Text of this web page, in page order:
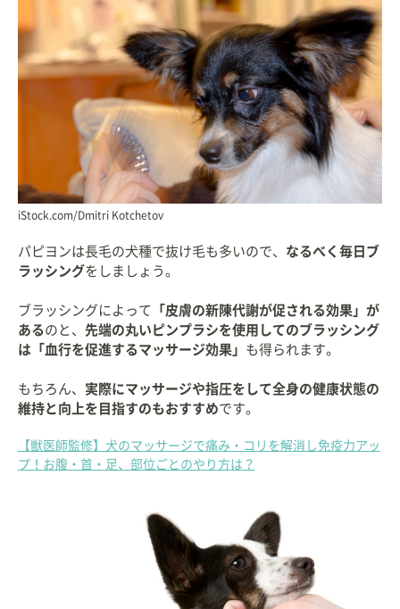
iStock.com/Dmitri Kotchetov
パピヨンは長毛の犬種で抜け毛も多いので、 なるべく毎日ブ
ラッシングをしましょう。
ブラッシングによって 「皮膚の新陳代謝が促される効果」が
ある のと、 先端の丸いピンプラシを使用してのブラッシング
は「血行を促進するマッサージ効果」 も得られます。
もちろん、 実際にマッサージや指圧をして全身の健康状態の
維持と向上を目指すのもおすすめです。
【獣医師監修】犬のマッサージで痛み・コリを解消し免疫力アッ
プ！お腹・首・足、部位ごとのやり方は？